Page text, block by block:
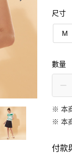
尺寸
M
數量
※ 本
※ 本
付款